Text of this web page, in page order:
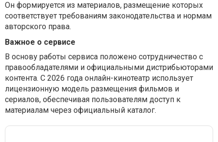
Он формируется из материалов, размещение которых
соответствует требованиям законодательства и нормам
авторского права.
Важное о сервисе
В основу работы сервиса положено сотрудничество с
правообладателями и официальными дистрибьюторами
контента. С 2026 года онлайн-кинотеатр использует
лицензионную модель размещения фильмов и
сериалов, обеспечивая пользователям доступ к
материалам через официальный каталог.